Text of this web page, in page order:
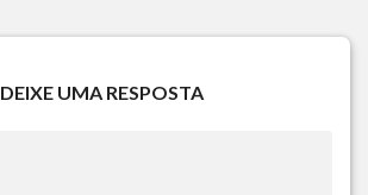
DEIXE UMA RESPOSTA